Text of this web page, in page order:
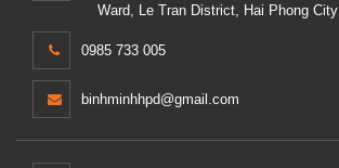
Ward, Le Tran District, Hai Phong City
0985 733 005
binhminhhpd@gmail.com